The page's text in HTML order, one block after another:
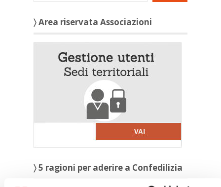
〉 Area riservata Associazioni
〉 5 ragioni per aderire a Confedilizia